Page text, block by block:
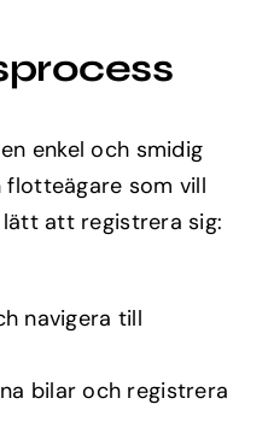
enkel och smidig
som vill
att registrera sig:
navigera till
bilar och registrera